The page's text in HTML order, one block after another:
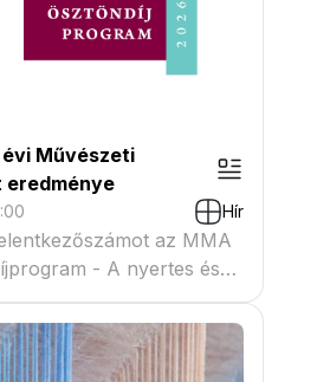
Művészeti
eredménye
Hír
az MMA
- A nyertes és
névsora megtekinthető